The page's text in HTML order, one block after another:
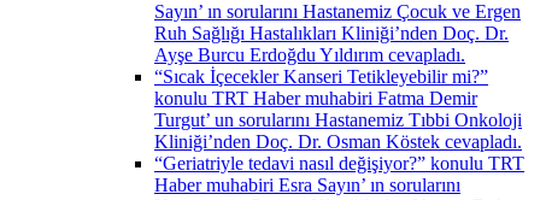
Sayın’ ın sorularını Hastanemiz Çocuk ve Ergen
Ruh Sağlığı Hastalıkları Kliniği’nden Doç. Dr.
Ayşe Burcu Erdoğdu Yıldırım cevapladı.
“Sıcak İçecekler Kanseri Tetikleyebilir mi?”
konulu TRT Haber muhabiri Fatma Demir
Turgut’ un sorularını Hastanemiz Tıbbi Onkoloji
Kliniği’nden Doç. Dr. Osman Köstek cevapladı.
“Geriatriyle tedavi nasıl değişiyor?” konulu TRT
Haber muhabiri Esra Sayın’ ın sorularını